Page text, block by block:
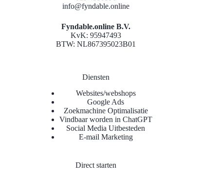
info@fyndable.online
Fyndable.online B.V.
KvK: 95947493
BTW: NL867395023B01
Diensten
Websites/webshops
Google Ads
Zoekmachine Optimalisatie
Vindbaar worden in ChatGPT
Social Media Uitbesteden
E-mail Marketing
Direct starten